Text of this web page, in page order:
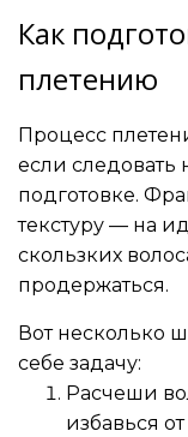
Как
плетению
Процесс
если следовать
подготовке.
текстуру — на
скользких
продержаться.
Вот несколько
себе задачу:
Расчеши
избавься